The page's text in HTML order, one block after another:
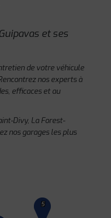
et ses
de votre véhicule
nos experts à
efficaces et au
Divy, La Forest-
nos garages les plus
5